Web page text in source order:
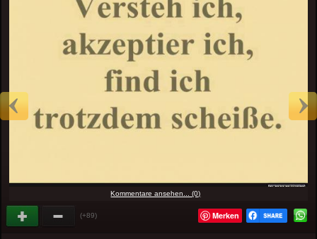
Kommentare ansehen... (0)
(+89) Merken